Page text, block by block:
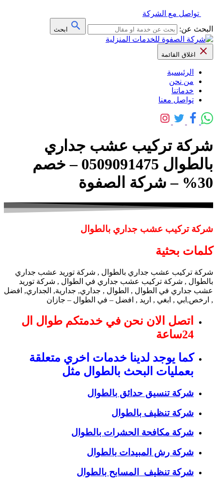
تواصل مع الشركة
البحث عن:
ابحث
اغلاق القائمة
الرئيسية
من نحن
خدماتنا
تواصل معنا
شركة تركيب عشب جداري
بالطوال 0509091475 – خصم
30% – شركة الصفوة
شركة تركيب عشب جداري بالطوال
كلمات بحثية
شركة تركيب عشب جداري بالطوال , شركة توريد عشب جداري
بالطوال , شركة تركيب عشب جداري في الطوال , شركة توريد
عشب جداري في الطوال , الطوال , جداري, جدارية, الجداري, افضل
, ارخص,ابي , ابغي , اريد , افضل – في الطوال – جازان
اتصل الان نحن في خدمتكم طوال ال
24ساعة
كما يوجد لدينا خدمات اخري متعلقة
بعمليات البحث بالطوال مثل
شركة تنسيق حدائق بالطوال
شركة تنظيف بالطوال
شركة مكافحة الحشرات بالطوال
شركة رش المبيدات بالطوال
شركة تنظيف المسابح بالطوال